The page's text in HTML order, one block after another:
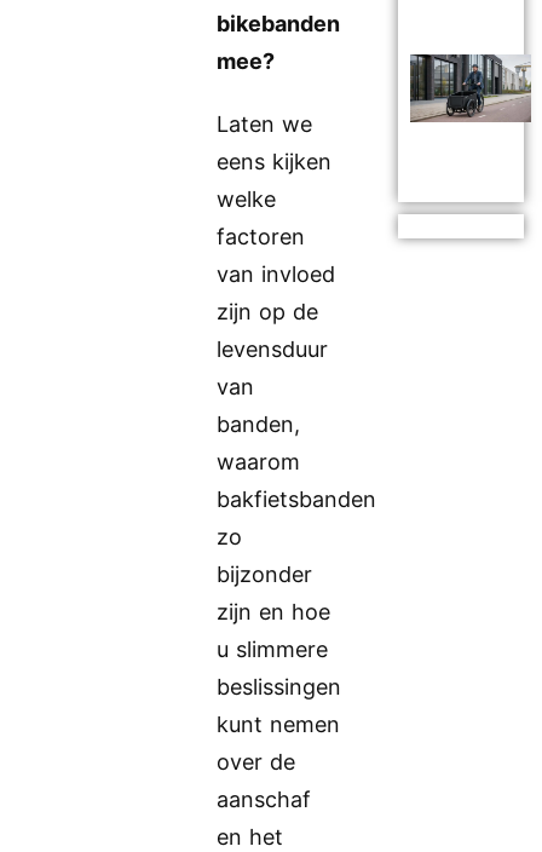
bikebanden
mee?
Laten we
eens kijken
welke
factoren
van invloed
zijn op de
levensduur
van
banden,
waarom
bakfietsbanden
zo
bijzonder
zijn en hoe
u slimmere
beslissingen
kunt nemen
over de
aanschaf
en het